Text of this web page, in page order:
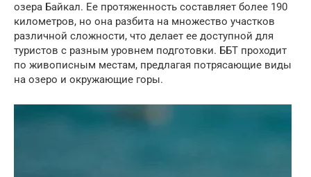
озера Байкал. Ее протяженность составляет более 190
километров, но она разбита на множество участков
различной сложности, что делает ее доступной для
туристов с разным уровнем подготовки. ББТ проходит
по живописным местам, предлагая потрясающие виды
на озеро и окружающие горы.